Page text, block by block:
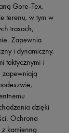
Gore-Tex,
terenu, w tym w
trasach,
Zapewnia
i dynamiczny.
taktycznymi i
zapewniają
dzięki
Ochrona
kamienną